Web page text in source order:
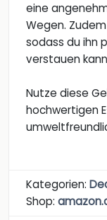
eine
Wegen.
sodass du ihn
verstauen
Nutze diese
hochwertigen
Kategorien:
Shop: